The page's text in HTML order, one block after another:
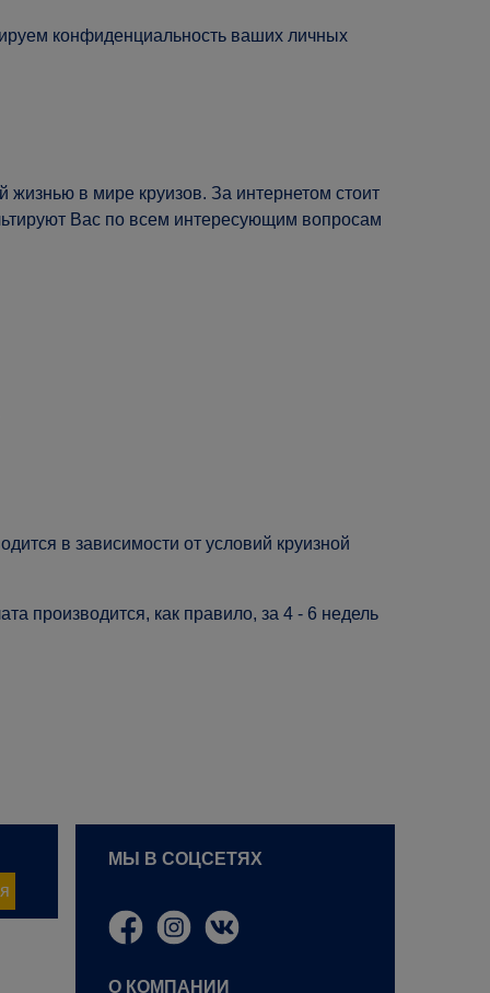
конфиденциальность ваших личных
жизнью в мире круизов. За интернетом стоит
Вас по всем интересующим вопросам
в зависимости от условий круизной
производится, как правило, за 4 - 6 недель
МЫ В СОЦСЕТЯХ
О КОМПАНИИ